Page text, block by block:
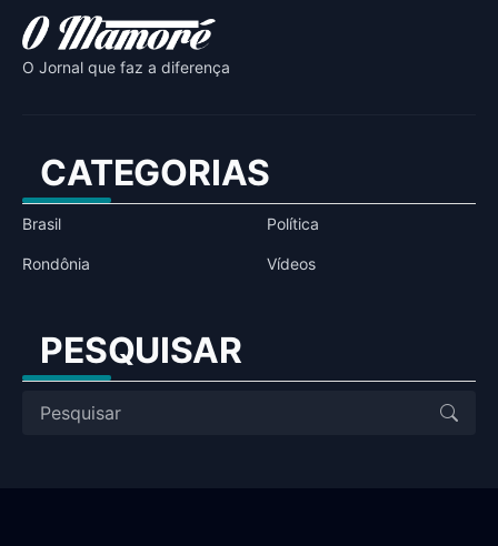
O Jornal que faz a diferença
CATEGORIAS
Brasil Política
Rondônia Vídeos
PESQUISAR